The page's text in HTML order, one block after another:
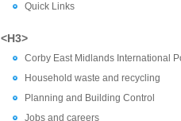
Quick Links
<H3>
Corby East Midlands International
Household waste and recycling
Planning and Building Control
Jobs and careers